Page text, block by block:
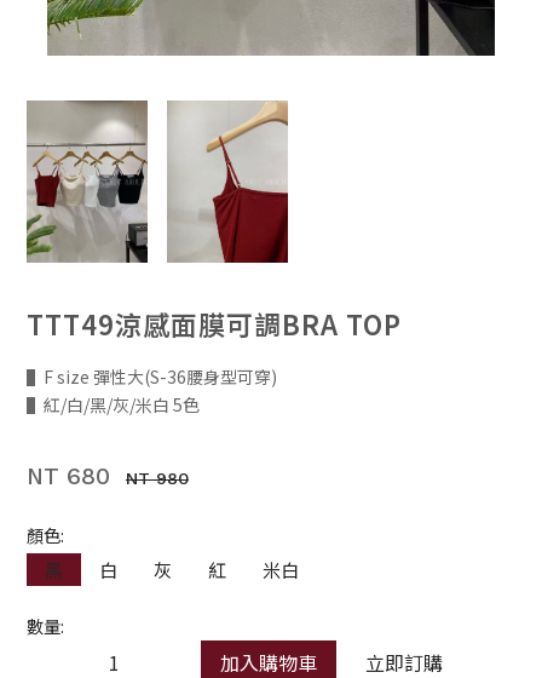
TTT49涼感面膜可調BRA TOP
▌F size 彈性大(S-36腰身型可穿)
▌紅/白/黑/灰/米白 5色
NT 680 NT 980
顏色:
黑
白 灰 紅 米白
數量:
加入購物車 立即訂購